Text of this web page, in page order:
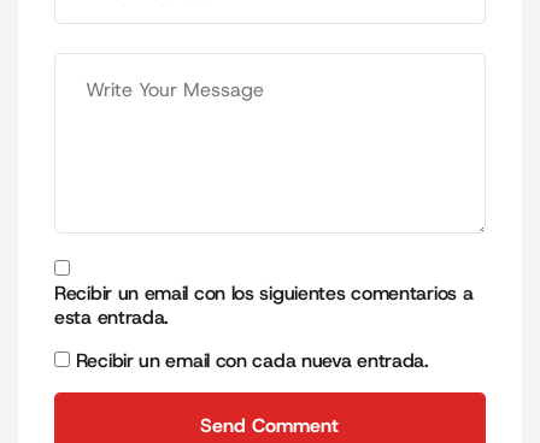
Recibir un email con los siguientes comentarios a
esta entrada.
Recibir un email con cada nueva entrada.
Send Comment